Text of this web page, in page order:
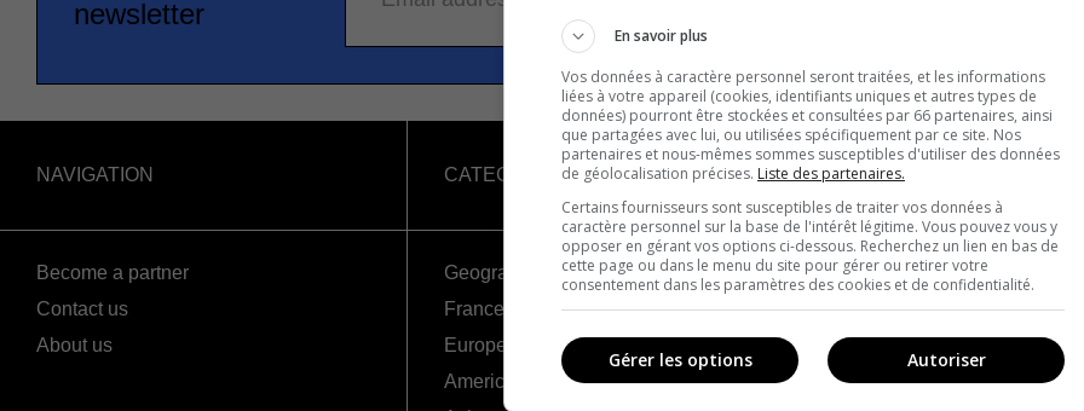
newsletter
NAVIGATION
Become a partner
Contact us
About us
CATEGORIES
Geography
France
Europe
Americas
Pop culture
Gastronomy
Visual arts
En savoir plus
Vos données à caractère personnel seront traitées, et les informations
liées à votre appareil (cookies, identifiants uniques et autres types de
données) pourront être stockées et consultées par 66 partenaires, ainsi
que partagées avec lui, ou utilisées spécifiquement par ce site. Nos
partenaires et nous-mêmes sommes susceptibles d'utiliser des données
de géolocalisation précises. Liste des partenaires.
Certains fournisseurs sont susceptibles de traiter vos données à
caractère personnel sur la base de l'intérêt légitime. Vous pouvez vous y
opposer en gérant vos options ci-dessous. Recherchez un lien en bas de
cette page ou dans le menu du site pour gérer ou retirer votre
consentement dans les paramètres des cookies et de confidentialité.
Autoriser
Gérer les options